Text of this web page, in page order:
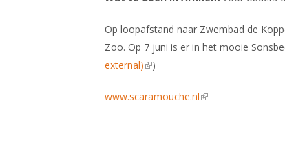
Op loopafstand naar Zwembad de
Zoo. Op 7 juni is er in het mooie
external)(link is external)
)
www.scaramouche.nl(link is external)